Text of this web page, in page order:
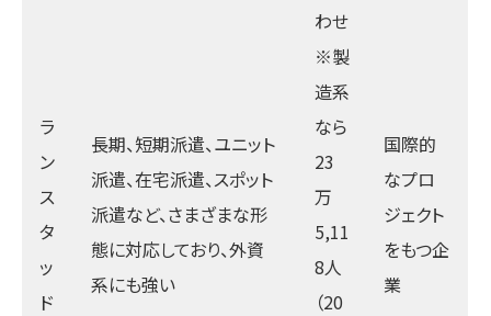
ラ
ン
ス
タ
ッ
ド
長期、短期派遣、ユニット
派遣、在宅派遣、スポット
派遣など、さまざまな形
態に対応しており、外資
系にも強い
わせ
※製
造系
なら
23
万
5,11
8人
（20
国際的
なプロ
ジェクト
をもつ企
業